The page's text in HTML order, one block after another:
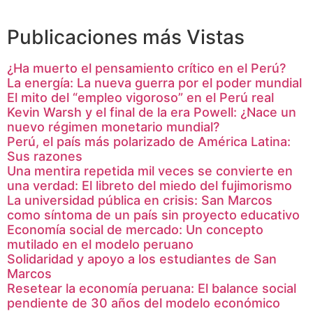
Publicaciones más Vistas
¿Ha muerto el pensamiento crítico en el Perú?
La energía: La nueva guerra por el poder mundial
El mito del “empleo vigoroso” en el Perú real
Kevin Warsh y el final de la era Powell: ¿Nace un
nuevo régimen monetario mundial?
Perú, el país más polarizado de América Latina:
Sus razones
Una mentira repetida mil veces se convierte en
una verdad: El libreto del miedo del fujimorismo
La universidad pública en crisis: San Marcos
como síntoma de un país sin proyecto educativo
Economía social de mercado: Un concepto
mutilado en el modelo peruano
Solidaridad y apoyo a los estudiantes de San
Marcos
Resetear la economía peruana: El balance social
pendiente de 30 años del modelo económico